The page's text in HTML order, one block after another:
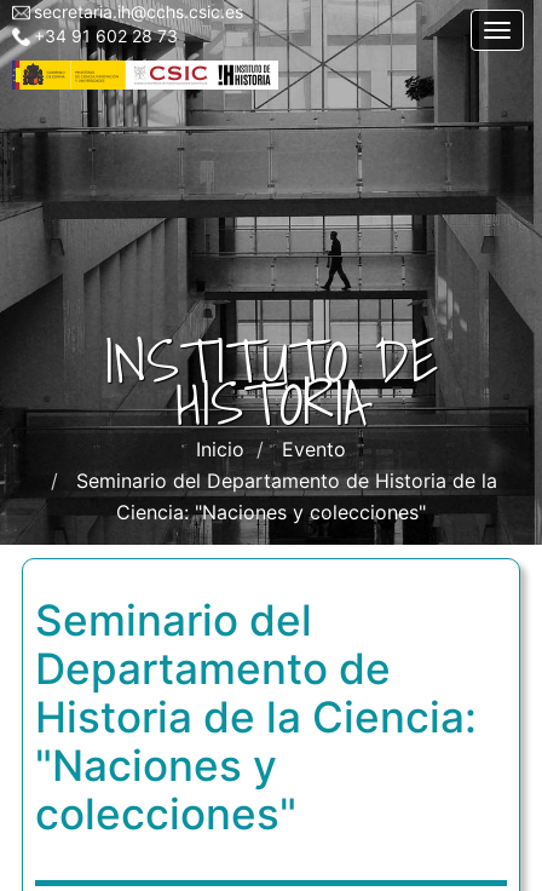
Pasar
al
contenido
Menu
top
left
secretaria.ih@cchs.csic.es
+34 91 602 28 73
INSTITUTO DE
HISTORIA
Inicio
Evento
Seminario del Departamento de Historia de la
Ciencia: "Naciones y colecciones"
Seminario del
Departamento de
Historia de la Ciencia:
"Naciones y
colecciones"